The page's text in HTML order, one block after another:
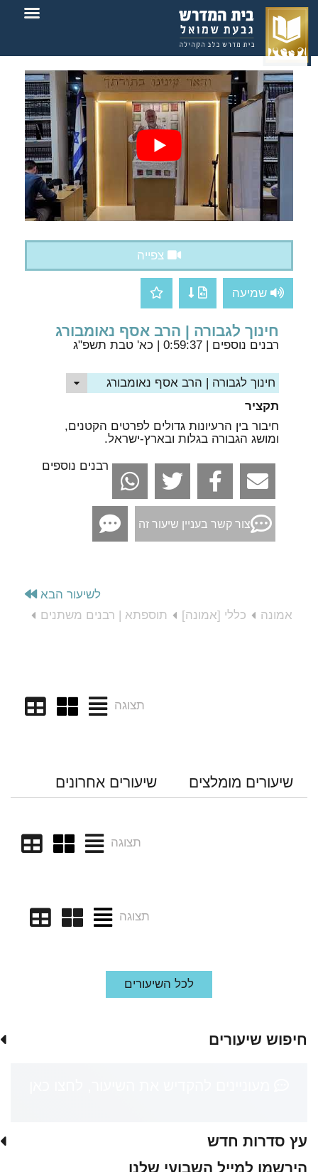
צפייה
שמיעה
חינוך לגבורה | הרב אסף נאומבורג
רבנים נוספים
תקציר
חינוך לגבורה | הרב אסף נאומבורג
חיבור בין הרעיונות גדולים לפרטים הקטנים,
ומושג הגבורה בגלות ובארץ-ישראל.
רבנים נוספים
צור קשר בעניין שיעור זה
לשיעור הבא
אמונה
כללי [אמונה] תוספתא | רבנים משתנים
תצוגה
שיעורים מומלצים שיעורים אחרונים
תצוגה
תצוגה
לכל השיעורים
חיפוש שיעורים
עץ סדרות חדש
הירשמו למייל השבועי שלנו